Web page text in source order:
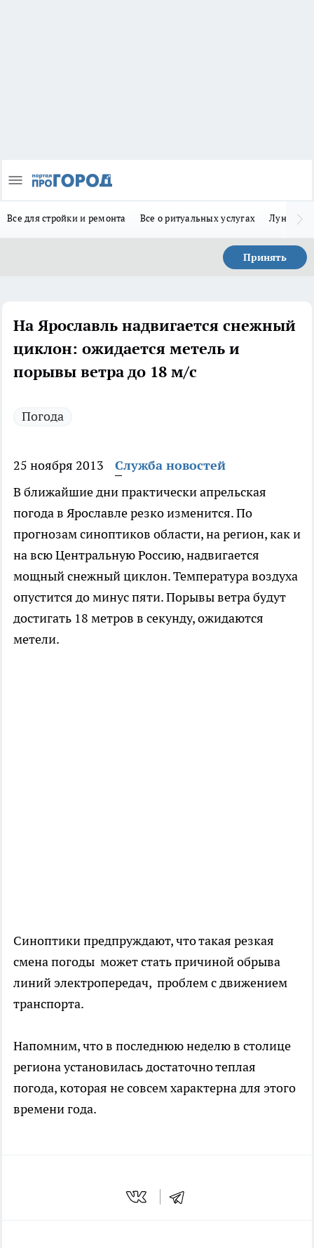
Все для стройки и ремонта Все о ритуальных услугах Лунно-
Принять
На Ярославль надвигается снежный
циклон: ожидается метель и
порывы ветра до 18 м/с
Погода
25 ноября 2013
Служба новостей
В ближайшие дни практически апрельская
погода в Ярославле резко изменится. По
прогнозам синоптиков области, на регион, как и
на всю Центральную Россию, надвигается
мощный снежный циклон. Температура воздуха
опустится до минус пяти. Порывы ветра будут
достигать 18 метров в секунду, ожидаются
метели.
Синоптики предпруждают, что такая резкая
смена погоды может стать причиной обрыва
линий электропередач, проблем с движением
транспорта.
Напомним, что в последнюю неделю в столице
региона установилась достаточно теплая
погода, которая не совсем характерна для этого
времени года.